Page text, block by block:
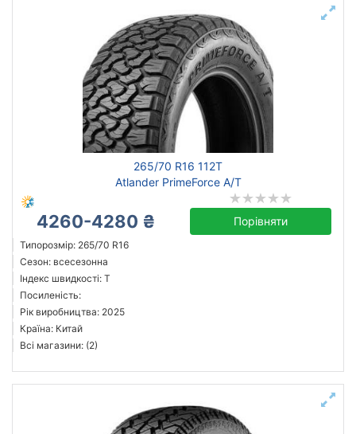
265/70 R16 112T
Atlander PrimeForce A/T
4260-4280 ₴ Порівняти
Типорозмір: 265/70 R16
Сезон: всесезонна
Індекс швидкості: T
Посиленість:
Рік виробництва: 2025
Країна: Китай
Всі магазини: (2)